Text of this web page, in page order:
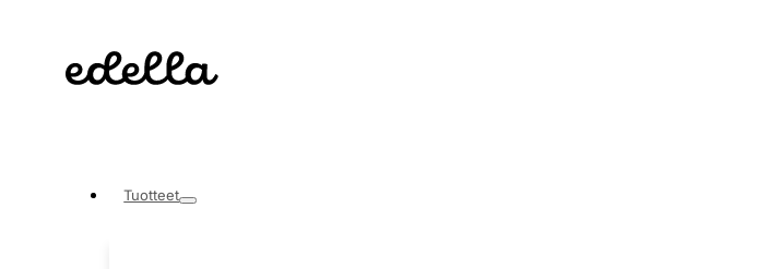
Tuotteet